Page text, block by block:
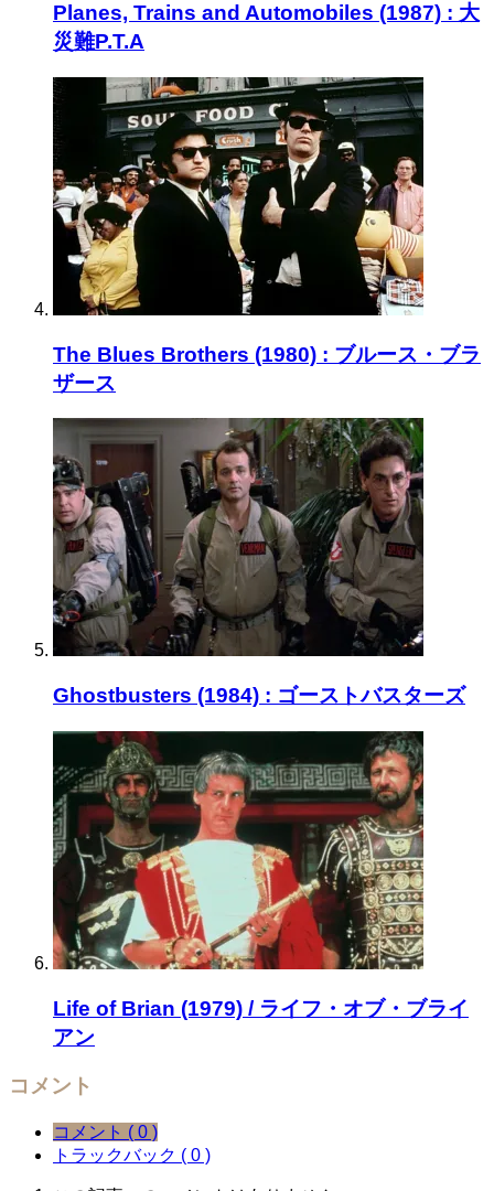
Planes, Trains and Automobiles (1987) : 大
災難P.T.A
The Blues Brothers (1980) : ブルース・ブラ
ザース
Ghostbusters (1984) : ゴーストバスターズ
Life of Brian (1979) / ライフ・オブ・ブライ
アン
コメント
コメント ( 0 )
トラックバック ( 0 )